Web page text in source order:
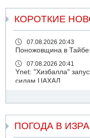
КОРОТКИЕ
07.08.2026 20:43
Поножовщина в
07.08.2026 20:41
Ynet: "Хизбалла"
силам ЦАХАЛ
ДТП в Ашдоде: тяжело
07.08.2026 19:14
Скончался водитель,
Иерусалиме
ПОГОДА В